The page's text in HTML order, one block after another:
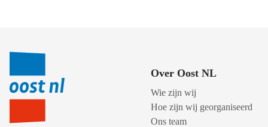
Over Oost NL
Wie zijn wij
Hoe zijn wij georganiseerd
Ons team